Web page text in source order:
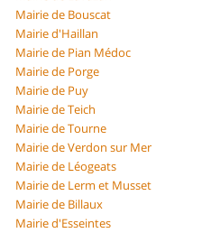
Mairie de Bouscat
Mairie d'Haillan
Mairie de Pian Médoc
Mairie de Porge
Mairie de Puy
Mairie de Teich
Mairie de Tourne
Mairie de Verdon sur Mer
Mairie de Léogeats
Mairie de Lerm et Musset
Mairie de Billaux
Mairie d'Esseintes